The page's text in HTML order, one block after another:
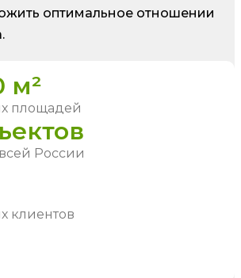
оптимальное отношении
м²
площадей
России
клиентов